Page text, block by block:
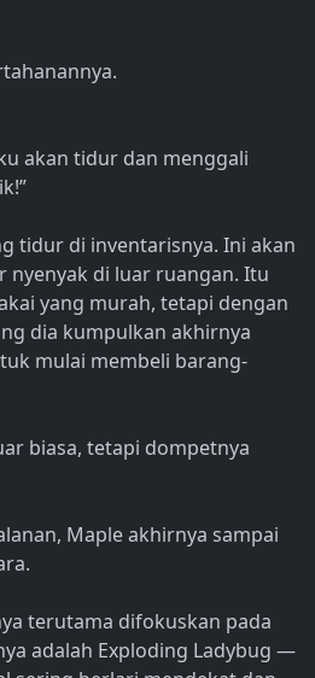
akan tidur dan menggali
tidur di inventarisnya. Ini akan
nyenyak di luar ruangan. Itu
yang murah, tetapi dengan
dia kumpulkan akhirnya
mulai membeli barang-
biasa, tetapi dompetnya
Maple akhirnya sampai
terutama difokuskan pada
adalah Exploding Ladybug —